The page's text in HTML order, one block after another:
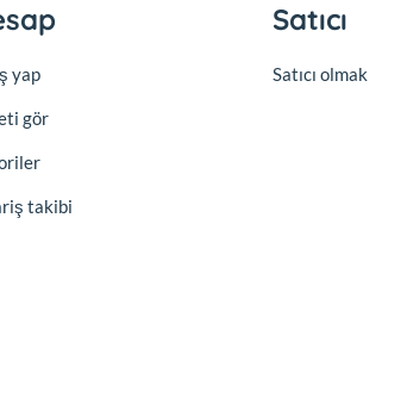
yap
gör
takibi
Satıcı
Satıcı olmak